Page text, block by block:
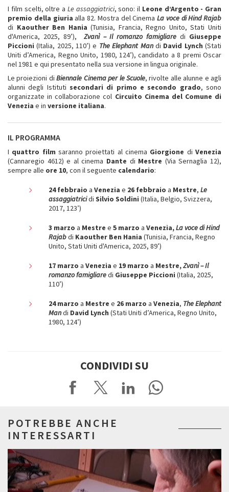
I film scelti, oltre a Le assaggiatrici, sono: il Leone d’Argento - Gran
premio della giuria alla 82. Mostra del Cinema La voce di Hind Rajab
di Kaouther Ben Hania(Tunisia, Francia, Regno Unito, Stati Uniti
d'America, 2025, 89’), Zvanì – Il romanzo famigliaredi Giuseppe
Piccioni (Italia, 2025, 110’) e The Elephant Man di David Lynch(Stati
Uniti d’America, Regno Unito, 1980, 124’), candidato a 8 premi Oscar
nel 1981 e qui presentato nella sua versione in lingua originale.
Le proiezioni diBiennale Cinema per le Scuole, rivolte alle alunne e agli
alunni degli Istituti secondari di primo e secondo grado, sono
organizzate in collaborazione col Circuito Cinema del Comune di
Venezia e in versione italiana.
IL PROGRAMMA
I quattro film saranno proiettati al cinema Giorgione diVenezia
(Cannaregio 4612) e al cinema Dante di Mestre (Via Sernaglia 12),
sempre alle ore 10, con il seguente calendario:
24 febbraio a Venezia e 26 febbraio a Mestre, Le
assaggiatricidi Silvio Soldini (Italia, Belgio, Svizzera,
2017, 123’)
3 marzo a Mestre e 5 marzo a Venezia,La voce di Hind
Rajabdi Kaouther Ben Hania (Tunisia, Francia, Regno
Unito, Stati Uniti d'America, 2025, 89’)
17 marzo a Venezia e 19 marzo a Mestre,Zvanì – Il
romanzo famigliaredi Giuseppe Piccioni (Italia, 2025,
110’)
24 marzo a Mestre e 26 marzo a Venezia, The Elephant
Mandi David Lynch (Stati Uniti d’America, Regno Unito,
1980, 124’)
CONDIVIDI SU
POTREBBE ANCHE
INTERESSARTI